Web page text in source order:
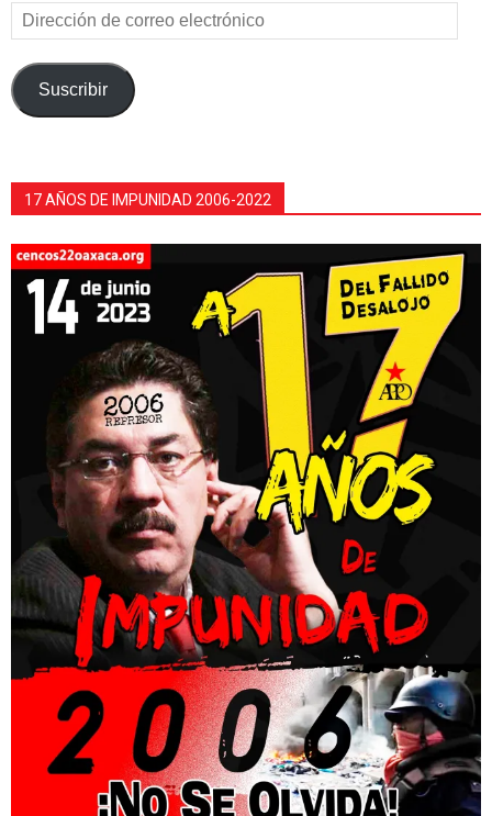
Dirección
de
electrónico
Suscribir
17 AÑOS DE IMPUNIDAD 2006-2022